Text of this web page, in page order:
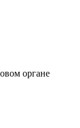
органе